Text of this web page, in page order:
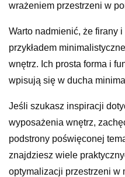
wrażeniem przestrzeni w
Warto nadmienić, że firany i
przykładem
wnętrz. Ich prosta forma i
wpisują się w ducha
Jeśli szukasz inspiracji
wyposażenia wnętrz,
podstrony poświęconej
znajdziesz wiele
optymalizacji przestrzeni w